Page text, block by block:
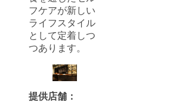
フケアが新しい
ライフスタイル
として定着しつ
つあります。
提供店舗：